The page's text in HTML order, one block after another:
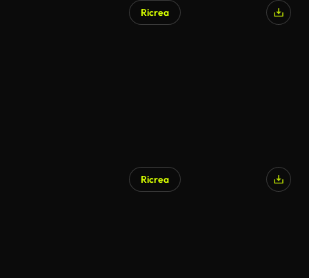
Ricrea
Ricrea